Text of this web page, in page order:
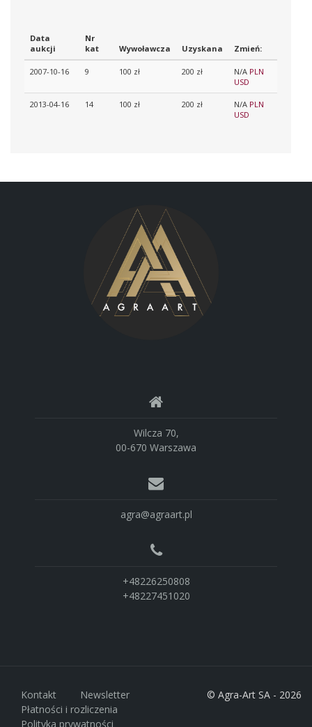
Data
aukcji
Nr
kat
Wywoławcza Uzyskana Zmień:
2007-10-16 9 100 zł 200 zł N/A PLN
USD
2013-04-16 14 100 zł 200 zł N/A PLN
USD
Wilcza 70,
00-670 Warszawa
agra@agraart.pl
+48226250808
+48227451020
Kontakt
Newsletter
Płatności i rozliczenia
Polityka prywatności
© Agra-Art SA - 2026